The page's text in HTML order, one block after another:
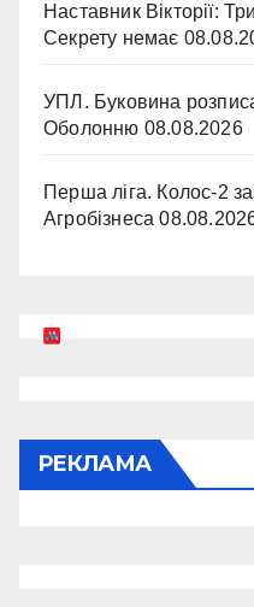
Наставник Вікторії:
Секрету немає
УПЛ. Буковина
Оболонню 08.08.2026
Перша ліга. Колос-2
Агробізнеса
РЕКЛАМА